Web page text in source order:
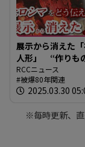
展示から消えた
人形」 “作りも
を伝えるとは 現
作家が調査研究
つ “力” と “危
RCCニュース
被爆80年関連
2025.03.30
※毎時更新、直